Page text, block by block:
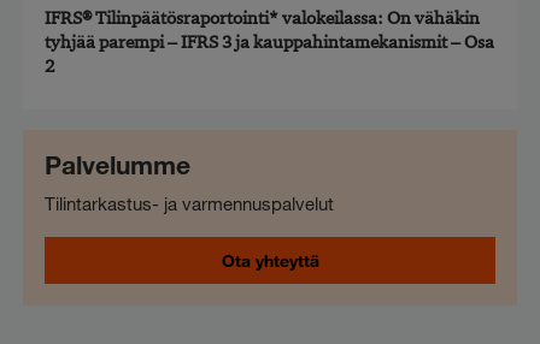
IFRS® Tilinpäätösraportointi* valokeilassa: On vähäkin
tyhjää parempi – IFRS 3 ja kauppahintamekanismit – Osa
2
Palvelumme
Tilintarkastus- ja varmennuspalvelut
Ota yhteyttä